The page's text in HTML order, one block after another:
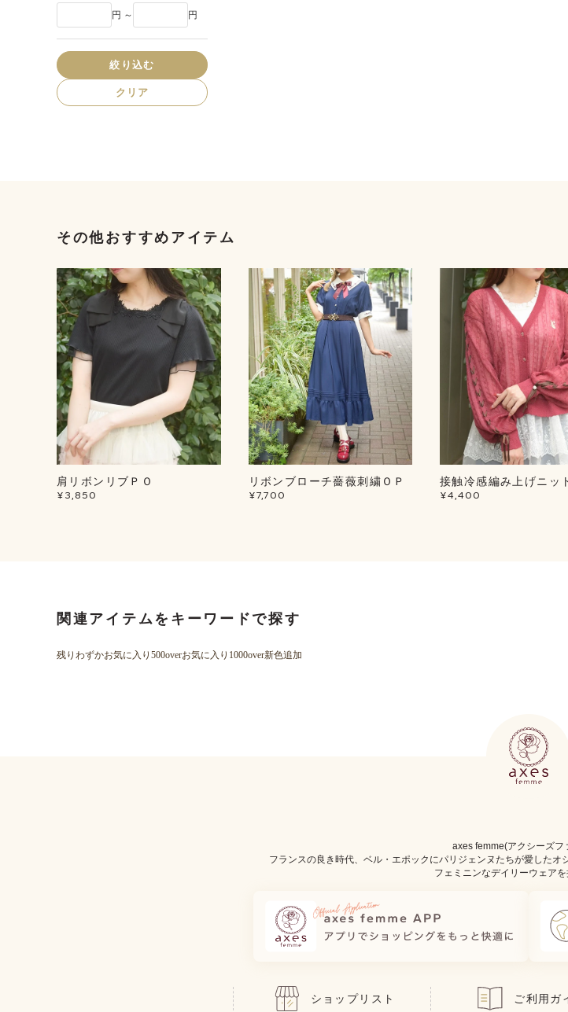
円 ～ 円
絞り込む
クリア
その他おすすめアイテム
肩リボンリブＰＯ
¥3,850
リボンブローチ薔薇刺繍ＯＰ
¥7,700
接触冷感編み上げニッ
¥4,400
関連アイテムをキーワードで探す
残りわずかお気に入り500overお気に入り1000over新色追加
axes femme(アクシーズフ
フランスの良き時代、ベル・エポックにパリジェンヌたちが愛したオ
フェミニンなデイリーウェアを
ショップリスト ご利用ガ